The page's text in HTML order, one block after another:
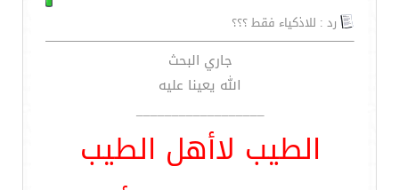
رد : للاذكياء فقط ؟؟؟
جاري البحث
الله يعينا عليه
__________________
الطيب لاأهل الطيب